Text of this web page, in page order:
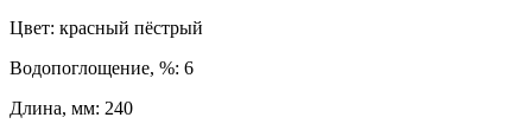
Цвет: красный пёстрый
Водопоглощение, %: 6
Длина, мм: 240